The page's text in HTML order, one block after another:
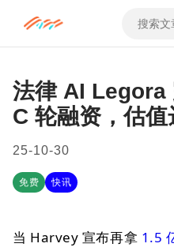
法律 AI Legora
C 轮融资，估
25-10-30
免费 快讯
当 Harvey 宣布再拿 1.5